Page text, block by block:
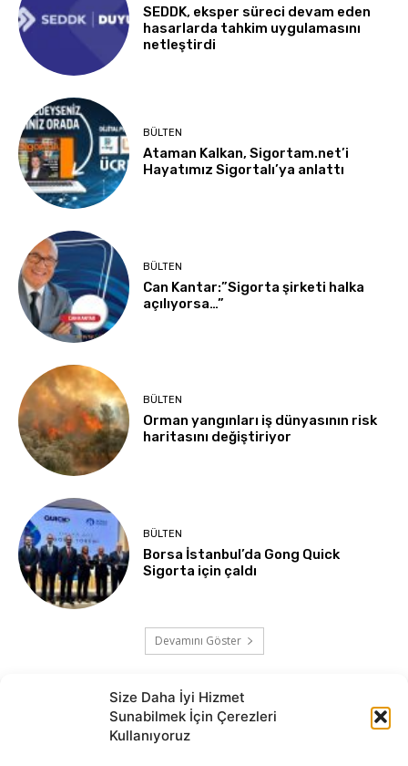
Size Daha İyi Hizmet
Sunabilmek İçin Çerezleri
Kullanıyoruz
SEDDK, eksper süreci devam eden
hasarlarda tahkim uygulamasını
netleştirdi
BÜLTEN
Ataman Kalkan, Sigortam.net’i
Hayatımız Sigortalı’ya anlattı
BÜLTEN
Can Kantar:”Sigorta şirketi halka
açılıyorsa…”
BÜLTEN
Orman yangınları iş dünyasının risk
haritasını değiştiriyor
BÜLTEN
Borsa İstanbul’da Gong Quick
Sigorta için çaldı
Devamını Göster